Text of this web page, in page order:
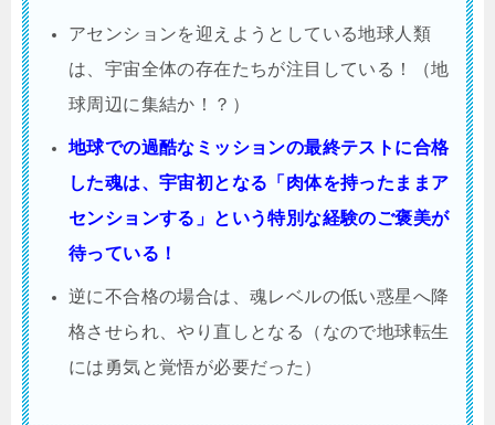
アセンションを迎えようとしている地球人類
は、宇宙全体の存在たちが注目している！（地
球周辺に集結か！？）
地球での過酷なミッションの最終テストに合格
した魂は、宇宙初となる「肉体を持ったままア
センションする」という特別な経験のご褒美が
待っている！
逆に不合格の場合は、魂レベルの低い惑星へ降
格させられ、やり直しとなる（なので地球転生
には勇気と覚悟が必要だった）